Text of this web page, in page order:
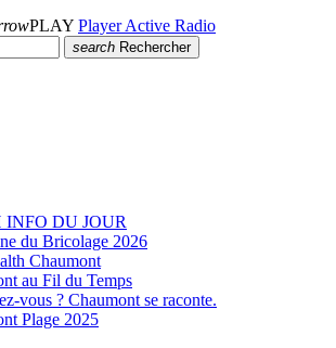
PLAY Player Active Radio
search Rechercher
INFO DU JOUR
du Bricolage 2026
Chaumont
au Fil du Temps
vous ? Chaumont se raconte.
Plage 2025